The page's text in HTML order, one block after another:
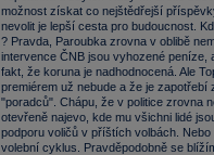
možnost získat co nejštědřejší
nevolit je lepší cesta pro budoucnost.
? Pravda, Paroubka zrovna v oblibě
intervence ČNB jsou vyhozené peníze,
fakt, že koruna je nadhodnocená. Ale
premiérem už nebude a že je
"poradců". Chápu, že v politice zrovna
otevřeně najevo, kde mu všichni lidé
podporu voličů v příštích volbách.
volební cyklus. Pravděpodobně se